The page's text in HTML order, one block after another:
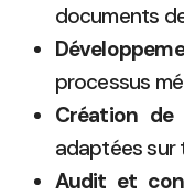
documents
processus
Création de
adaptées sur
Audit et